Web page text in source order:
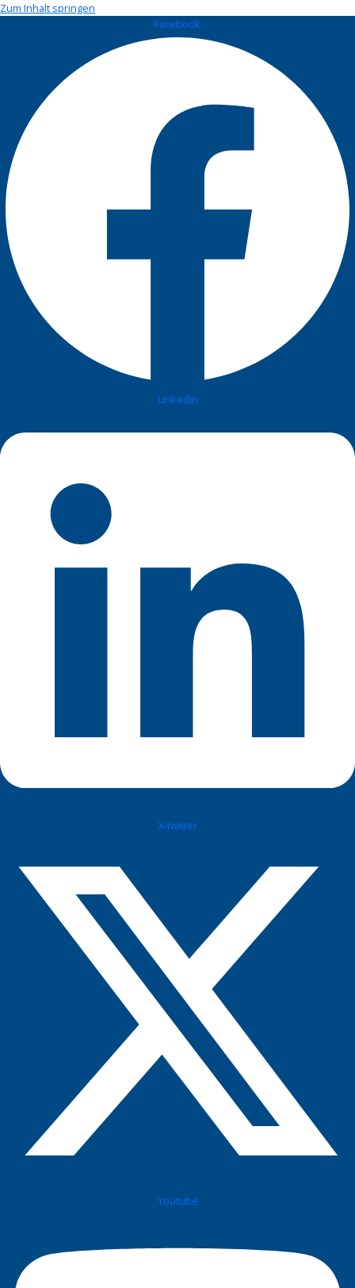
Zum Inhalt springen
Facebook
Linkedin
X-twitter
Youtube